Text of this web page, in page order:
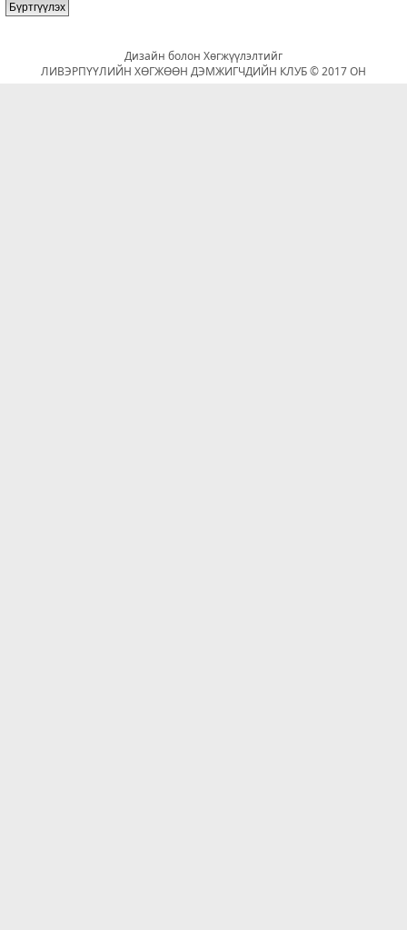
Бүртгүүлэх
Дизайн болон Хөгжүүлэлтийг
ЛИВЭРПҮҮЛИЙН ХӨГЖӨӨН ДЭМЖИГЧДИЙН КЛУБ © 2017 ОН